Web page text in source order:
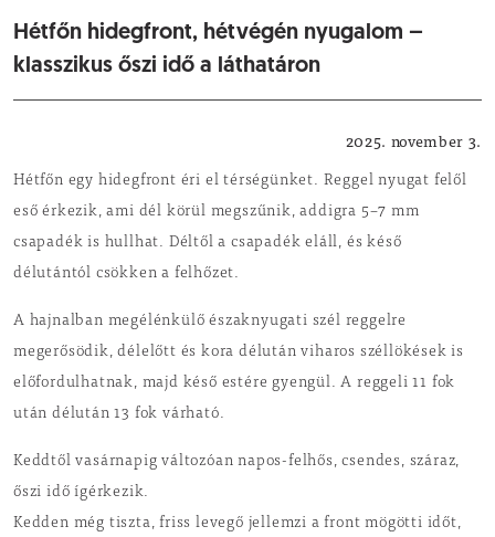
Hétfőn hidegfront, hétvégén nyugalom –
klasszikus őszi idő a láthatáron
2025. november 3.
Hétfőn egy hidegfront éri el térségünket. Reggel nyugat felől
eső érkezik, ami dél körül megszűnik, addigra 5–7 mm
csapadék is hullhat. Déltől a csapadék eláll, és késő
délutántól csökken a felhőzet.
A hajnalban megélénkülő északnyugati szél reggelre
megerősödik, délelőtt és kora délután viharos széllökések is
előfordulhatnak, majd késő estére gyengül. A reggeli 11 fok
után délután 13 fok várható.
Keddtől vasárnapig változóan napos-felhős, csendes, száraz,
őszi idő ígérkezik.
Kedden még tiszta, friss levegő jellemzi a front mögötti időt,